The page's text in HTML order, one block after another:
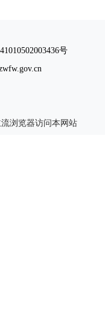
号
浏览器访问本网站